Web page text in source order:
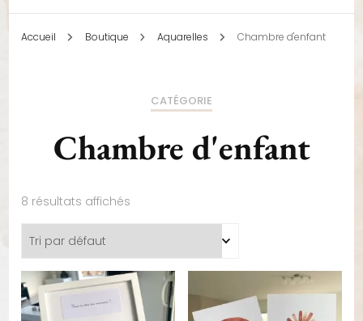
Accueil Boutique Aquarelles Chambre d'enfant
CATÉGORIE
Chambre d'enfant
8 résultats affichés